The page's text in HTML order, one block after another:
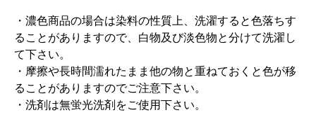
・濃色商品の場合は染料の性質上、洗濯すると色落ちす
ることがありますので、白物及び淡色物と分けて洗濯し
て下さい。
・摩擦や長時間濡れたまま他の物と重ねておくと色が移
ることがありますのでご注意下さい。
・洗剤は無蛍光洗剤をご使用下さい。